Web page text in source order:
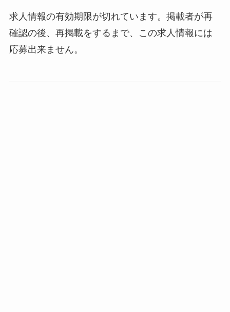
求人情報の有効期限が切れています。掲載者が再
確認の後、再掲載をするまで、この求人情報には
応募出来ません。